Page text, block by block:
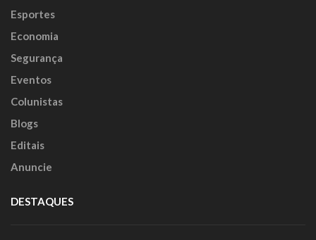
Esportes
Economia
Segurança
Eventos
Colunistas
Blogs
Editais
Anuncie
DESTAQUES